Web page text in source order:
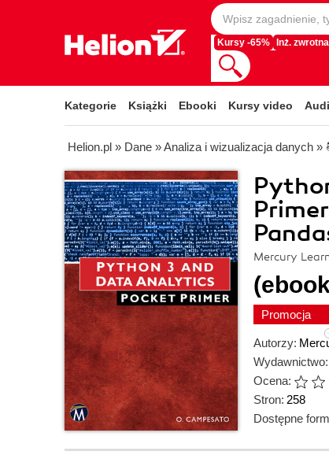
Kursy -65% Inż.
Kategorie Książki Ebooki Kursy video
Helion.pl » Dane »Analiza i wizualizacja danych »
Mercury
Promocja
Autorzy:
Wydawnictwo:
Ocena:
Stron: 258
Dostępne